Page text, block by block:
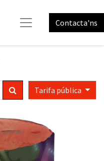
Contacta'ns
Tarifa pública